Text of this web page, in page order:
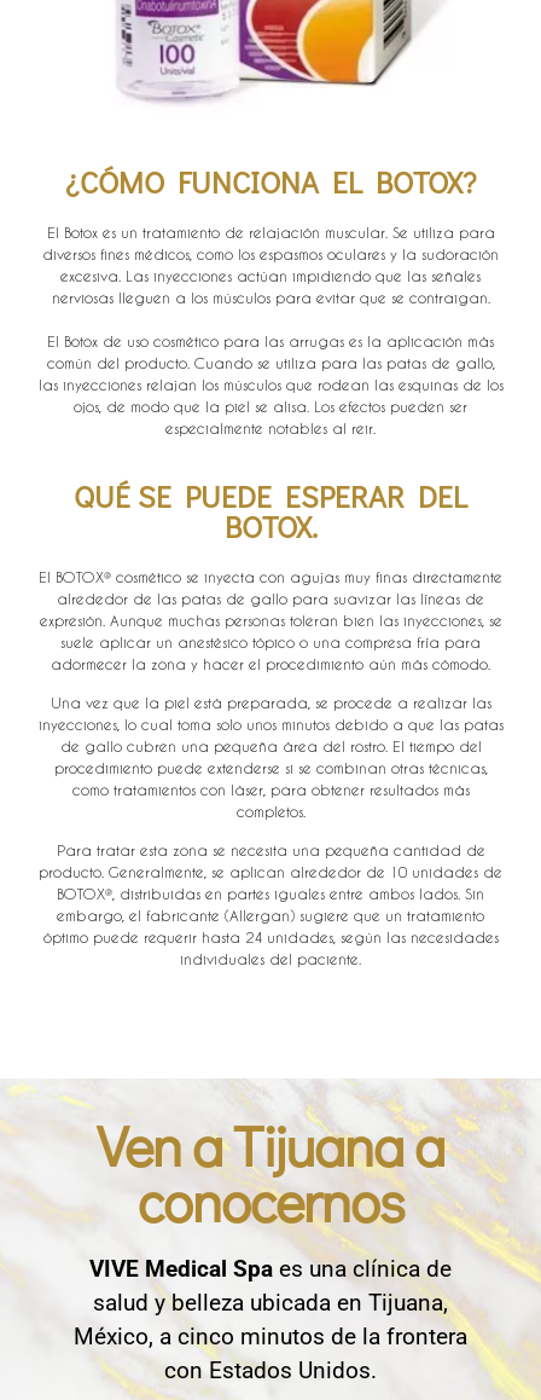
¿CÓMO FUNCIONA EL BOTOX?
El Botox es un tratamiento de relajación muscular. Se utiliza para
diversos fines médicos, como los espasmos oculares y la sudoración
excesiva. Las inyecciones actúan impidiendo que las señales
nerviosas lleguen a los músculos para evitar que se contraigan.
El Botox de uso cosmético para las arrugas es la aplicación más
común del producto. Cuando se utiliza para las patas de gallo,
las inyecciones relajan los músculos que rodean las esquinas de los
ojos, de modo que la piel se alisa. Los efectos pueden ser
especialmente notables al reir.
QUÉ SE PUEDE ESPERAR DEL
BOTOX.
El BOTOX® cosmético se inyecta con agujas muy finas directamente
alrededor de las patas de gallo para suavizar las líneas de
expresión. Aunque muchas personas toleran bien las inyecciones, se
suele aplicar un anestésico tópico o una compresa fría para
adormecer la zona y hacer el procedimiento aún más cómodo.
Una vez que la piel está preparada, se procede a realizar las
inyecciones, lo cual toma solo unos minutos debido a que las patas
de gallo cubren una pequeña área del rostro. El tiempo del
procedimiento puede extenderse si se combinan otras técnicas,
como tratamientos con láser, para obtener resultados más
completos.
Para tratar esta zona se necesita una pequeña cantidad de
producto. Generalmente, se aplican alrededor de 10 unidades de
BOTOX®, distribuidas en partes iguales entre ambos lados. Sin
embargo, el fabricante (Allergan) sugiere que un tratamiento
óptimo puede requerir hasta 24 unidades, según las necesidades
individuales del paciente.
Ven a Tijuana a
conocernos
VIVE Medical Spa es una clínica de
salud y belleza ubicada en Tijuana,
México, a cinco minutos de la frontera
con Estados Unidos.